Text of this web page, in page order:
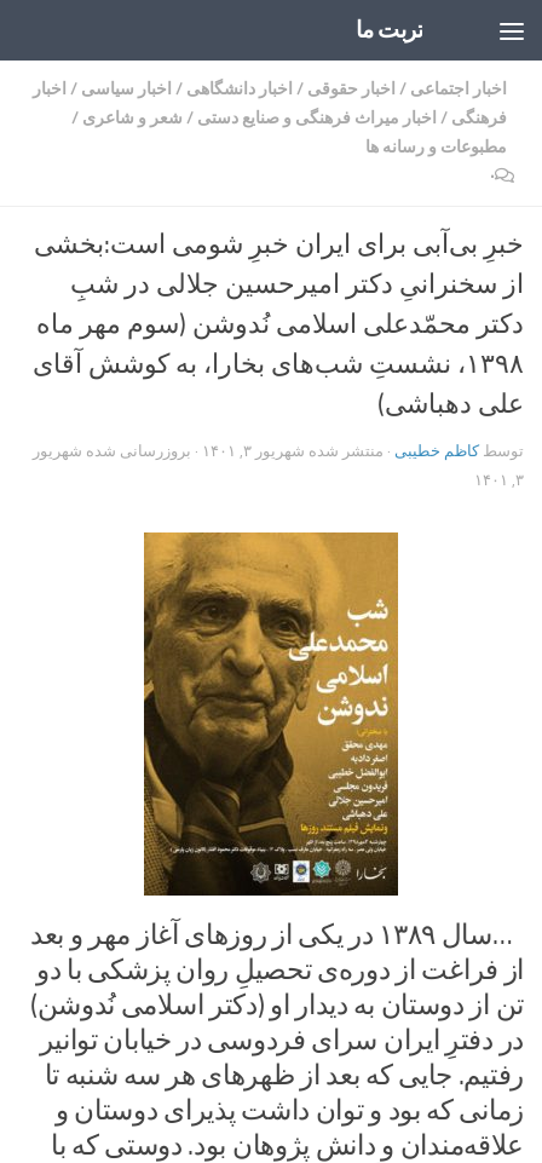
تربت ما
اخبار اجتماعی / اخبار حقوقی / اخبار دانشگاهی / اخبار سیاسی / اخبار
فرهنگی / اخبار میراث فرهنگی و صنایع دستی / شعر و شاعری /
مطبوعات و رسانه ها
۰
خبرِ بی‌آبی برای ایران خبرِ شومی است:بخشی
از سخنرانیِ دکتر امیرحسین جلالی در شبِ
دکتر محمّدعلی اسلامی نُدوشن (سوم مهر ماه
۱۳۹۸، نشستِ شب‌های بخارا، به کوشش آقای
علی دهباشی)
توسطکاظم خطیبی · منتشر شده شهریور ۳, ۱۴۰۱ · بروزرسانی شده شهریور
۳, ۱۴۰۱
‍ ‍ …سال ۱۳۸۹ در یکی از روزهای آغاز مهر و بعد
از فراغت از دوره‌ی تحصیلِ روان پزشکی با دو
تن از دوستان به دیدار او (دکتر اسلامی نُدوشن)
در دفترِ ایران سرای فردوسی در خیابان توانیر
رفتیم. جایی که بعد از ظهرهای هر سه شنبه تا
زمانی که بود و توان داشت پذیرای دوستان و
علاقه‌مندان و دانش پژوهان بود. دوستی که با